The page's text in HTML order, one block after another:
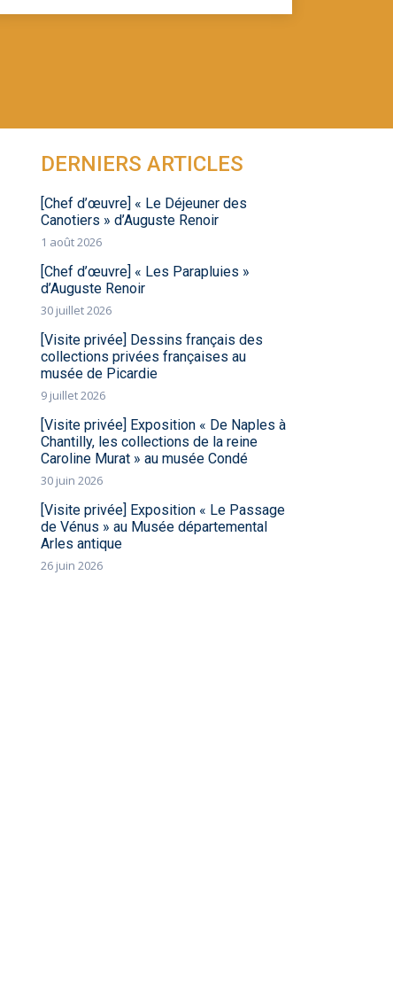
DERNIERS ARTICLES
[Chef d’œuvre] « Le Déjeuner des
Canotiers » d’Auguste Renoir
1 août 2026
[Chef d’œuvre] « Les Parapluies »
d’Auguste Renoir
30 juillet 2026
[Visite privée] Dessins français des
collections privées françaises au
musée de Picardie
9 juillet 2026
[Visite privée] Exposition « De Naples à
Chantilly, les collections de la reine
Caroline Murat » au musée Condé
30 juin 2026
[Visite privée] Exposition « Le Passage
de Vénus » au Musée départemental
Arles antique
26 juin 2026